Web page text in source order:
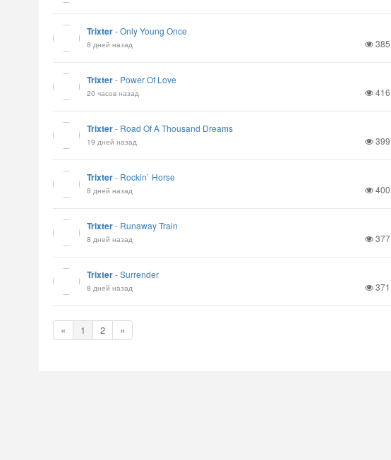
Trixter-Only Young Once
8 дней назад 385
Trixter- Power Of Love
20 часов назад 416
Trixter- Road Of A Thousand Dreams
19 дней назад 399
Trixter- Rockin` Horse
8 дней назад 400
Trixter- Runaway Train
8 дней назад 377
Trixter-Surrender
8 дней назад 371
« 1 2 »